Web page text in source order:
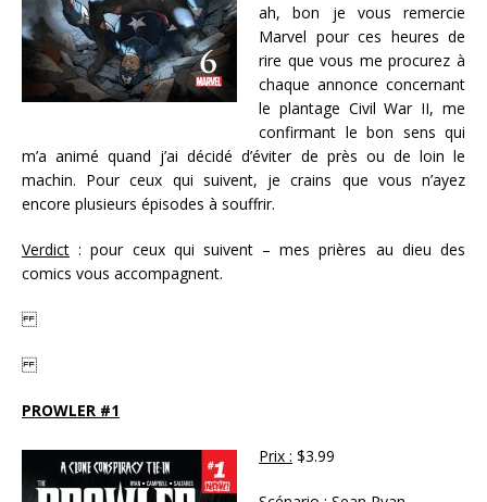
ah, bon je vous remercie
Marvel pour ces heures de
rire que vous me procurez à
chaque annonce concernant
le plantage Civil War II, me
confirmant le bon sens qui
m’a animé quand j’ai décidé d’éviter de près ou de loin le
machin. Pour ceux qui suivent, je crains que vous n’ayez
encore plusieurs épisodes à souffrir.
Verdict : pour ceux qui suivent – mes prières au dieu des
comics vous accompagnent.
PROWLER #1
Prix : $3.99